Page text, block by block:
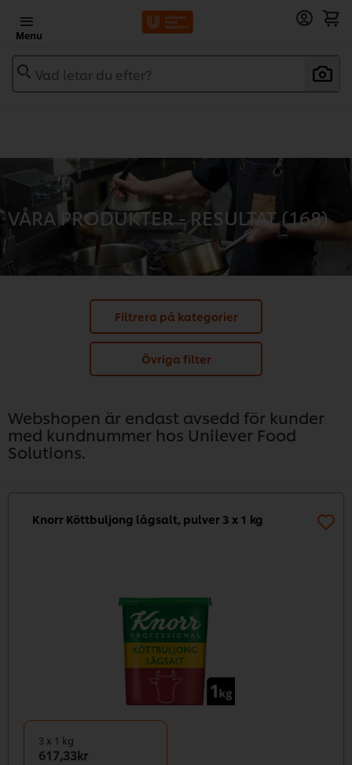
Menu
Vad letar du efter?
VÅRA PRODUKTER - RESULTAT (168)
Filtrera på kategorier
Övriga filter
Webshopen är endast avsedd för kunder
med kundnummer hos Unilever Food
Solutions.
Knorr Köttbuljong lågsalt, pulver 3 x 1 kg
3 x 1 kg
617,33kr